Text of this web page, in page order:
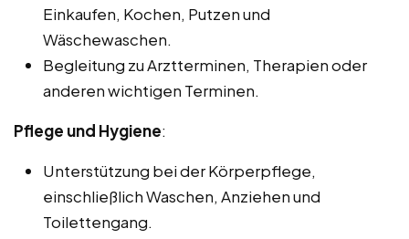
Einkaufen, Kochen, Putzen und
Wäschewaschen.
Begleitung zu Arztterminen, Therapien oder
anderen wichtigen Terminen.
Pflege und Hygiene:
Unterstützung bei der Körperpflege,
einschließlich Waschen, Anziehen und
Toilettengang.